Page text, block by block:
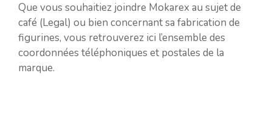
Que vous souhaitiez joindre Mokarex au sujet de
café (Legal) ou bien concernant sa fabrication de
figurines, vous retrouverez ici l’ensemble des
coordonnées téléphoniques et postales de la
marque.